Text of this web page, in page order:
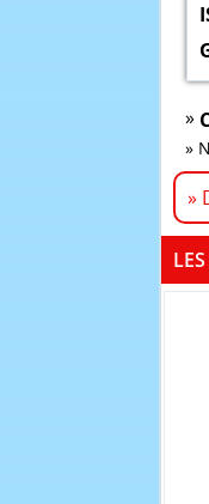
»
»
»